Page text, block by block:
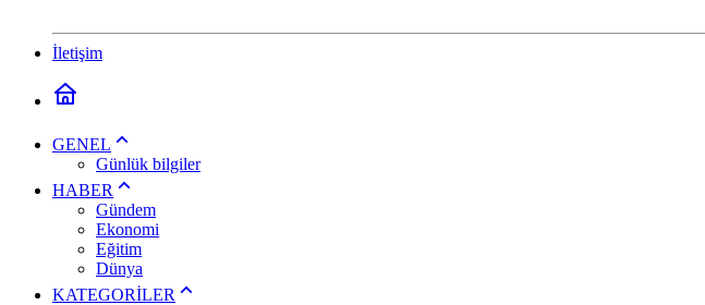
İletişim
GENEL
Günlük bilgiler
HABER
Gündem
Ekonomi
Eğitim
Dünya
KATEGORİLER